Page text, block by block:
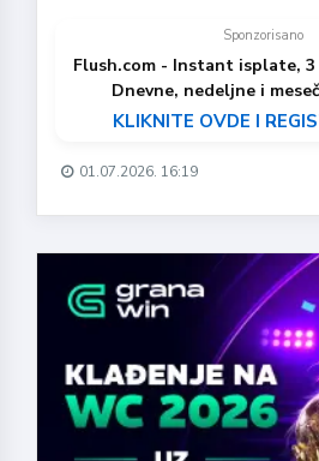
Sponzorisano
Flush.com - Instant isplate,
Dnevne, nedeljne i
KLIKNITE OVDE I
01.07.2026. 16:19